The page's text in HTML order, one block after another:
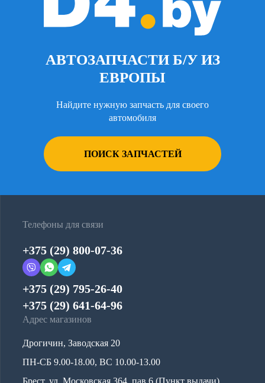
АВТОЗАПЧАСТИ Б/У ИЗ
ЕВРОПЫ
Найдите нужную запчасть для своего
автомобиля
ПОИСК ЗАПЧАСТЕЙ
Телефоны для связи
+375 (29) 800-07-36
+375 (29) 795-26-40
+375 (29) 641-64-96
Адрес магазинов
Дрогичин, Заводская 20
ПН-СБ 9.00-18.00, ВС 10.00-13.00